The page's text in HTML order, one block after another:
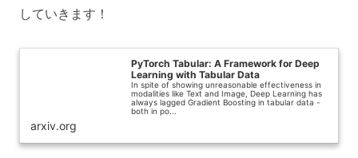
していきます！
PyTorch Tabular: A Framework for Deep
Learning with Tabular Data
In spite of showing unreasonable effectiveness in
modalities like Text and Image, Deep Learning has
always lagged Gradient Boosting in tabular data -
both in po...
arxiv.org